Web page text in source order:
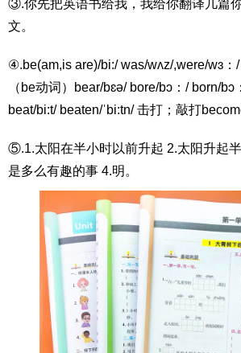
③.你先把英语书给我，我给你翻译几篇
文。
④.be(am,is are)/bi:/ was/wʌz/,were/wɜ：
（be动词）bear/bɛə/ bore/bɔ：/ born/
beat/bi:t/ beaten/ˈbi:tn/ 击打；敲打
⑤.1.太阳在半小时以前升起 2.太阳升起
是多么有趣的事 4.明。